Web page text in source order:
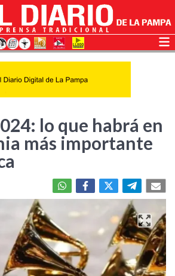
lo que habrá en
más importante